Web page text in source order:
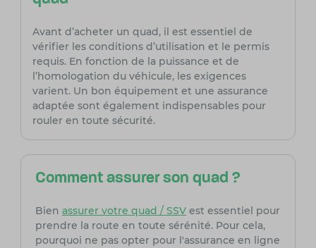
Avant d’acheter un quad, il est essentiel de
vérifier les conditions d’utilisation et le permis
requis. En fonction de la puissance et de
l’homologation du véhicule, les exigences
varient. Un bon équipement et une assurance
adaptée sont également indispensables pour
rouler en toute sécurité.
Comment assurer son quad ?
Bien assurer votre quad / SSVest essentiel pour
prendre la route en toute sérénité. Pour cela,
pourquoi ne pas opter pour l'assurance en ligne